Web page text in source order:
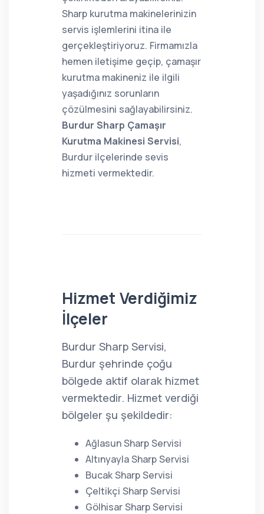
Sharp kurutma makinelerinizin
servis işlemlerini itina ile
gerçekleştiriyoruz. Firmamızla
hemen iletişime geçip, çamaşır
kurutma makineniz ile ilgili
yaşadığınız sorunların
çözülmesini sağlayabilirsiniz.
Burdur Sharp Çamaşır
Kurutma Makinesi Servisi,
Burdur ilçelerinde sevis
hizmeti vermektedir.
Hizmet Verdiğimiz
İlçeler
Burdur Sharp Servisi,
Burdur şehrinde çoğu
bölgede aktif olarak hizmet
vermektedir. Hizmet verdiği
bölgeler şu şekildedir:
Ağlasun Sharp Servisi
Altınyayla Sharp Servisi
Bucak Sharp Servisi
Çeltikçi Sharp Servisi
Gölhisar Sharp Servisi